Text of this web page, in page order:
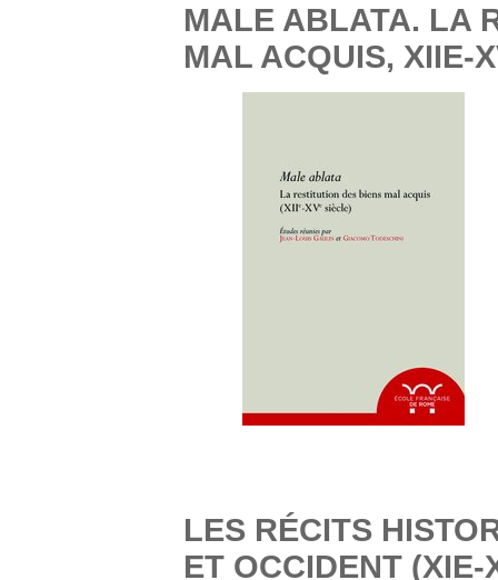
MALE ABLATA. LA
MAL ACQUIS, XIIE-
LES RÉCITS
ET OCCIDENT (XIE-